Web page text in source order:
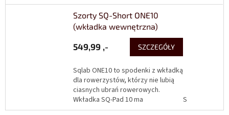
górskich i sportowych rowerów
trekkingowych. Przynosząca...
Szorty SQ-Short ONE10
(wkładka wewnętrzna)
549,99 ,- SZCZEGÓŁY
Sqlab ONE10 to spodenki z wkładką
dla rowerzystów, którzy nie lubią
ciasnych ubrań rowerowych.
Wkładka SQ-Pad 10 ma
maksymalnie 8 mm grubości.
S